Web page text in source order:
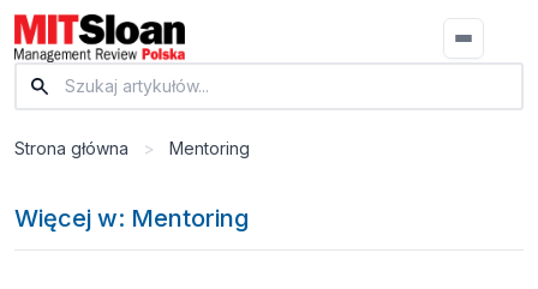
Strona główna > Mentoring
Więcej w: Mentoring